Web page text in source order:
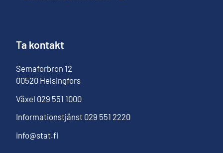
Ta kontakt
Semaforbron 12
00520 Helsingfors
Växel 029 551 1000
Informationstjänst 029 551 2220
info@stat.fi